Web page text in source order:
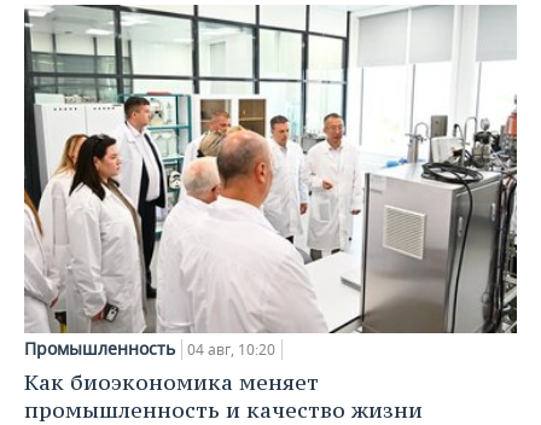
Промышленность 04 авг, 10:20
Как биоэкономика меняет
промышленность и качество жизни